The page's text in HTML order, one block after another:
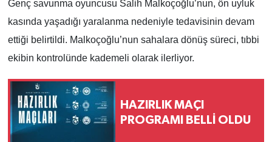
Genç savunma oyuncusu Salih Malkoçoğlu’nun, ön uyluk
kasında yaşadığı yaralanma nedeniyle tedavisinin devam
ettiği belirtildi. Malkoçoğlu’nun sahalara dönüş süreci, tıbbi
ekibin kontrolünde kademeli olarak ilerliyor.
HAZIRLIK MAÇI
PROGRAMI BELLİ OLDU